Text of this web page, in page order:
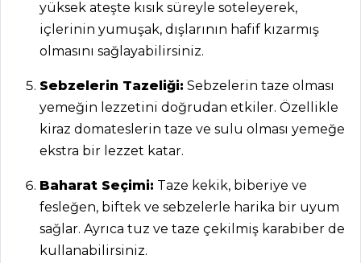
Aktüel
Chefs
Haber
ŞEFİN TARİFLERİ
Tüm
Kategoriler
yüksek ateşte kısık süreyle soteleyerek,
içlerinin yumuşak, dışlarının hafif kızarmış
olmasını sağlayabilirsiniz.
Sebzelerin Tazeliği: Sebzelerin taze olması
yemeğin lezzetini doğrudan etkiler. Özellikle
kiraz domateslerin taze ve sulu olması yemeğe
ekstra bir lezzet katar.
Baharat Seçimi: Taze kekik, biberiye ve
fesleğen, biftek ve sebzelerle harika bir uyum
sağlar. Ayrıca tuz ve taze çekilmiş karabiber de
kullanabilirsiniz.